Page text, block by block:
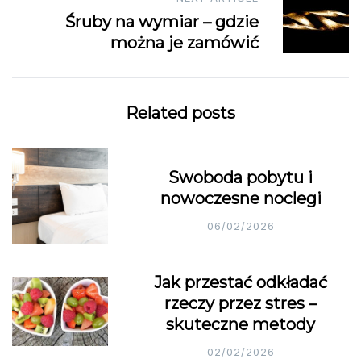
Śruby na wymiar – gdzie
można je zamówić
Related posts
Swoboda pobytu i
nowoczesne noclegi
06/02/2026
Jak przestać odkładać
rzeczy przez stres –
skuteczne metody
02/02/2026